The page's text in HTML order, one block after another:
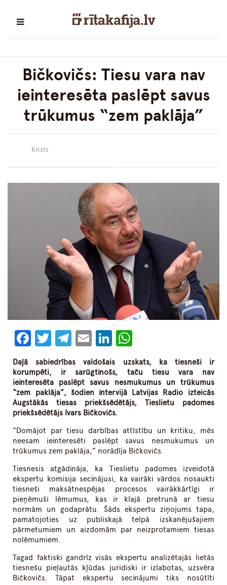
Bičkovičs: Tiesu vara nav
ieinteresēta paslēpt savus
trūkumus “zem paklāja”
Krists
Facebook
Twitter
Telegram
EmailLinkedIn
Daļā sabiedrības valdošais uzskats, ka tiesneši ir
korumpēti, ir sarūgtinošs, taču tiesu vara nav
ieinteresēta paslēpt savus nesmukumus un trūkumus
“zem paklāja”, šodien intervijā Latvijas Radio izteicās
Augstākās tiesas priekšsēdētājs, Tieslietu padomes
priekšsēdētājs Ivars Bičkovičs.
“Domājot par tiesu darbības attīstību un kritiku, mēs
neesam ieinteresēti paslēpt savus nesmukumus un
trūkumus zem paklāja,” norādīja Bičkovičs.
Tiesnesis atgādināja, ka Tieslietu padomes izveidotā
ekspertu komisija secinājusi, ka vairāki vārdos nosaukti
tiesneši maksātnespējas procesos vairākkārtīgi ir
pieņēmuši lēmumus, kas ir klajā pretrunā ar tiesu
normām un godaprātu. Šāds ekspertu ziņojums tapa,
pamatojoties uz publiskajā telpā izskanējušajiem
pārmetumiem un aizdomām par neizprotamiem tiesas
nolēmumiem.
Tagad faktiski gandrīz visās ekspertu analizētajās lietās
tiesnešu pieļautās kļūdas juridiski ir izlabotas, uzsvēra
Bičkovičs. Tāpat ekspertu secinājumi tiks nosūtīti